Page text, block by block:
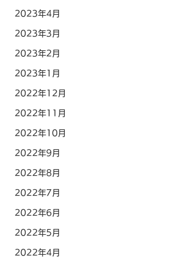
2023年4月
2023年3月
2023年2月
2023年1月
2022年12月
2022年11月
2022年10月
2022年9月
2022年8月
2022年7月
2022年6月
2022年5月
2022年4月